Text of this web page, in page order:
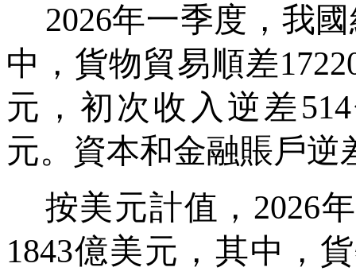
2026年一季度，我
中，貨物貿易順差
元，初次收入逆差514
元。資本和金融賬戶逆
按美元計值， 2026
1843億美元，其中，